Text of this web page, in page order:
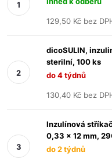
129,50 Kč bez
dicoSULIN,
sterilní, 100 ks
do 4 týdnů
130,40 Kč bez
Inzulínová
0,33 x 12 mm,
do 2 týdnů